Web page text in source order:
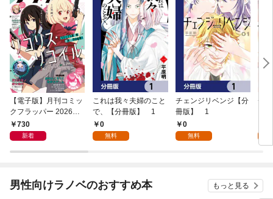
【電子版】月刊コミッ
クフラッパー 2026年9
月号730
新着
これは我々夫婦のこと
で、【分冊版】 1
0
無料
チェンジリベンジ【分
冊版】 1
0
無料
チ
男性向けラノベのおすすめ本 もっと見る